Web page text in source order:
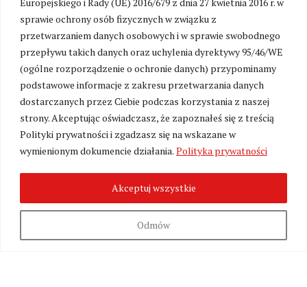
sprawie ochrony osób fizycznych w związku z
przetwarzaniem danych osobowych i w sprawie swobodnego
przepływu takich danych oraz uchylenia dyrektywy 95/46/WE
(ogólne rozporządzenie o ochronie danych) przypominamy
podstawowe informacje z zakresu przetwarzania danych
dostarczanych przez Ciebie podczas korzystania z naszej
strony. Akceptując oświadczasz, że zapoznałeś się z treścią
Polityki prywatności i zgadzasz się na wskazane w
wymienionym dokumencie działania. Polityka prywatności
Odmów
Akceptuj wszystkie
NIEDOSTĘPNA
W związku z przygotowaniami do uruchomienia
platformy wsparcia portalu Kresy24.pl oraz walką
z zalewem toksycznych treści, możliwość
komentowania została czasowo zawieszona. Już
wkrótce przywrócimy sekcję komentarzy w nowej,
kulturalnej formule – jako przestrzeń dostępną
wyłącznie dla naszych stałych Czytelników i
Patronów wspierających utrzymanie redakcji.